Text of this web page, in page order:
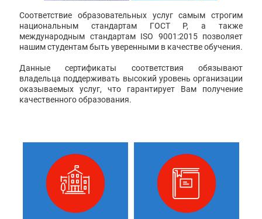
Соответствие образовательных услуг самым строгим
национальным стандартам ГОСТ Р, а также
международным стандартам ISO 9001:2015 позволяет
нашим студентам быть уверенными в качестве обучения.
Данные сертификаты соответствия обязывают
владельца поддерживать высокий уровень организации
оказываемых услуг, что гарантирует Вам получение
качественного образования.